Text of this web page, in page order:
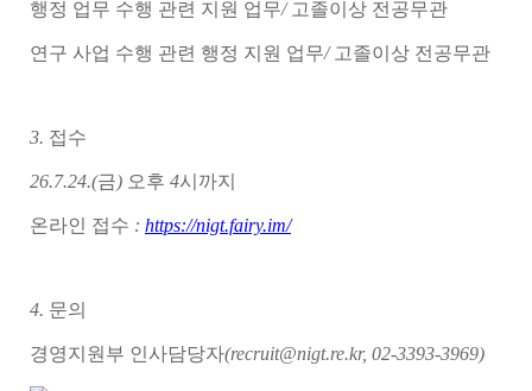
행정 업무 수행 관련 지원 업무/ 고졸이상 전공무관
연구 사업 수행 관련 행정 지원 업무/ 고졸이상 전공무관
3. 접수
26.7.24.(금) 오후 4시까지
온라인 접수 : https://nigt.fairy.im/
4. 문의
경영지원부 인사담당자(recruit@nigt.re.kr, 02-3393-3969)